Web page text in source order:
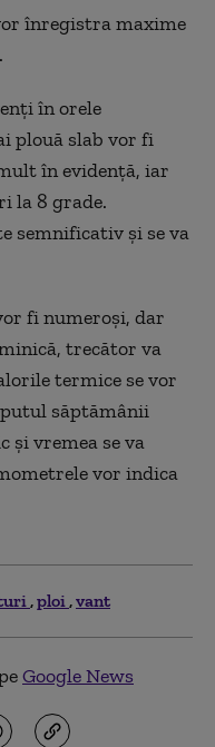
înregistra maxime
în orele
plouă slab vor fi
în evidenţă, iar
la 8 grade.
semnificativ şi se va
fi numeroşi, dar
trecător va
termice se vor
săptămânii
şi vremea se va
vor indica
ploi vant
Google News